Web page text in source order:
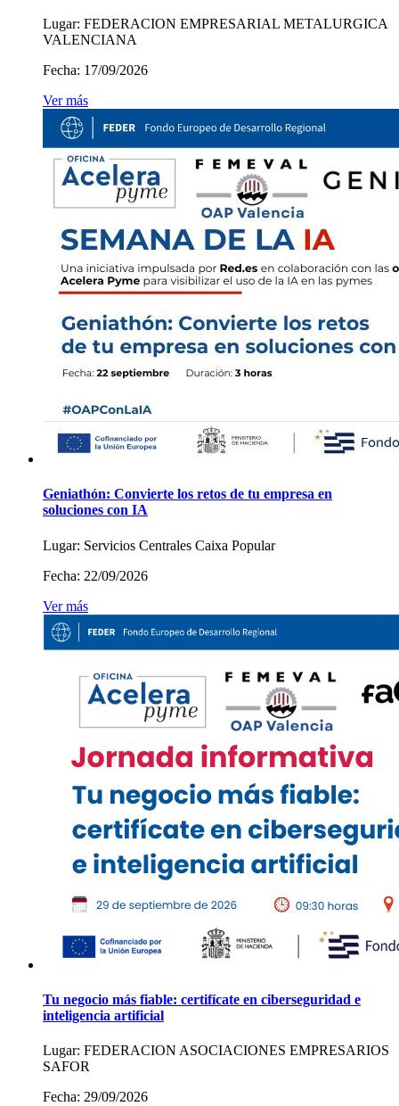
Lugar: FEDERACION EMPRESARIAL METALURGICA
VALENCIANA
Fecha: 17/09/2026
Ver más
Geniathón: Convierte los retos de tu empresa en
soluciones con IA
Lugar: Servicios Centrales Caixa Popular
Fecha: 22/09/2026
Ver más
Tu negocio más fiable: certifícate en ciberseguridad e
inteligencia artificial
Lugar: FEDERACION ASOCIACIONES EMPRESARIOS
SAFOR
Fecha: 29/09/2026